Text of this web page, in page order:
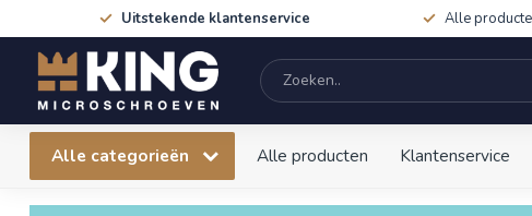
Uitstekende klantenservice Alle
Alle categorieën Alle producten Klantenservice